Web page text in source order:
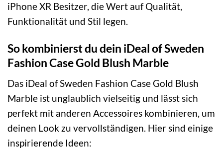
iPhone XR Besitzer, die Wert auf Qualität,
Funktionalität und Stil legen.
So kombinierst du dein iDeal of Sweden
Fashion Case Gold Blush Marble
Das iDeal of Sweden Fashion Case Gold Blush
Marble ist unglaublich vielseitig und lässt sich
perfekt mit anderen Accessoires kombinieren, um
deinen Look zu vervollständigen. Hier sind einige
inspirierende Ideen: